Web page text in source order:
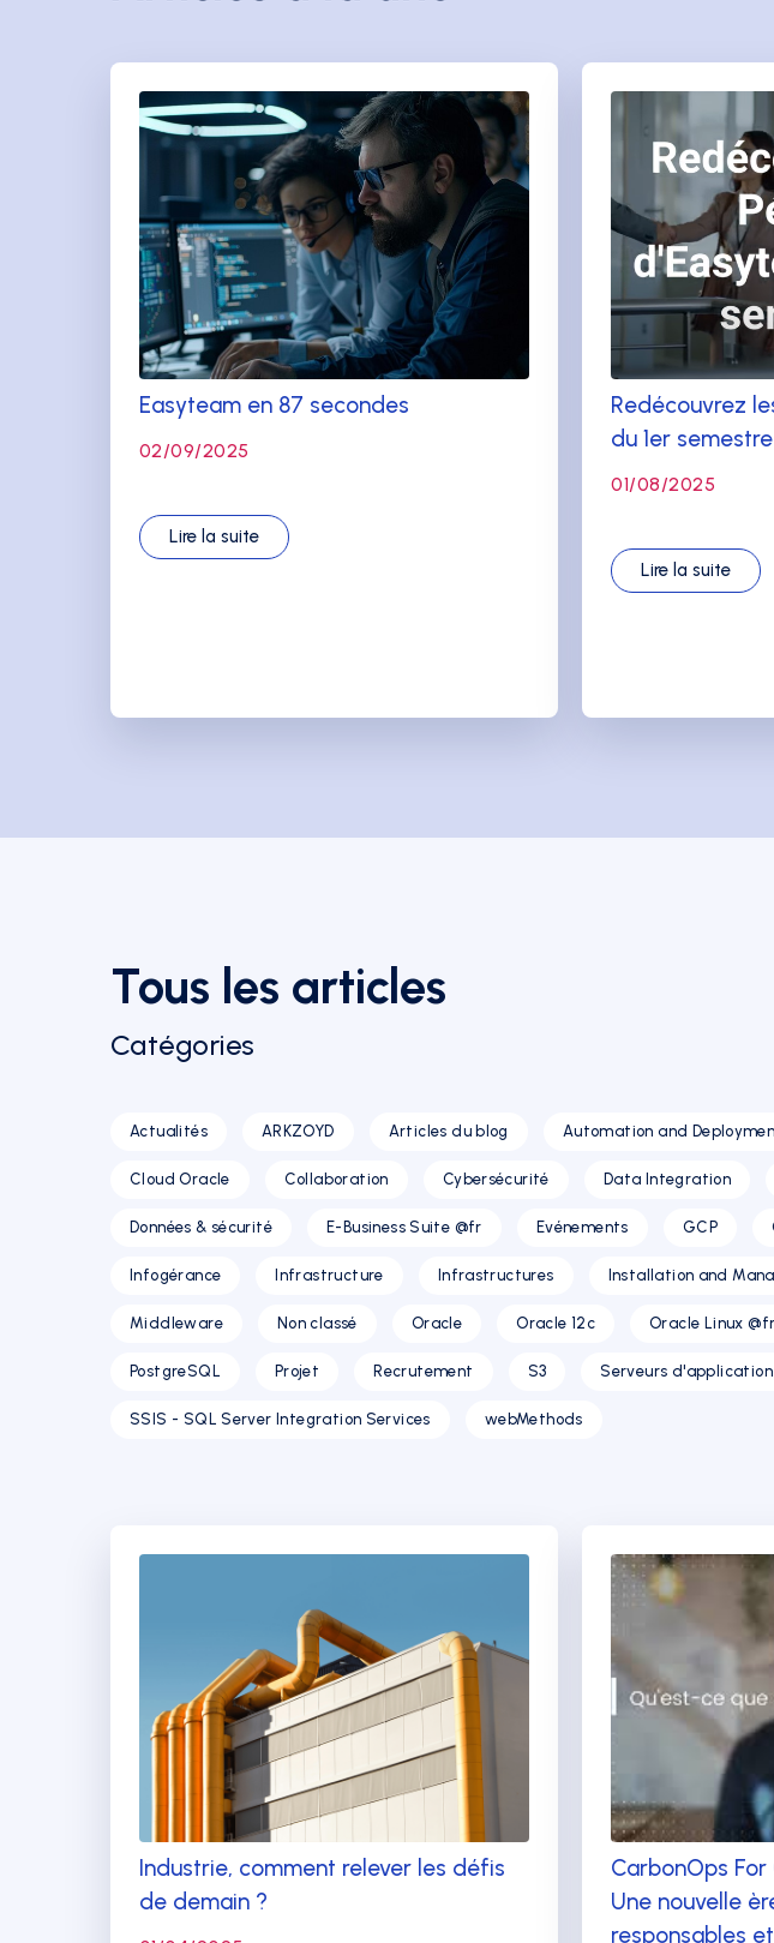
Easyteam en 87 secondes
02/09/2025
Lire la suite
Redécouvrez
du 1er semestre
01/08/2025
Lire la suite
Tous les articles
Catégories
Actualités ARKZOYD Articles du blog Automation and
Cloud Oracle Collaboration Cybersécurité Data Integration
Données & sécurité E-Business Suite @fr Evénements GCP
Infogérance Infrastructure Infrastructures Installation and
Middleware Non classé Oracle Oracle 12c Oracle Linux @fr
PostgreSQL Projet Recrutement S3 Serveurs d'application
SSIS - SQL Server Integration Services webMethods
Industrie, comment relever les défis
de demain ?
CarbonOps
Une nouvelle
responsables